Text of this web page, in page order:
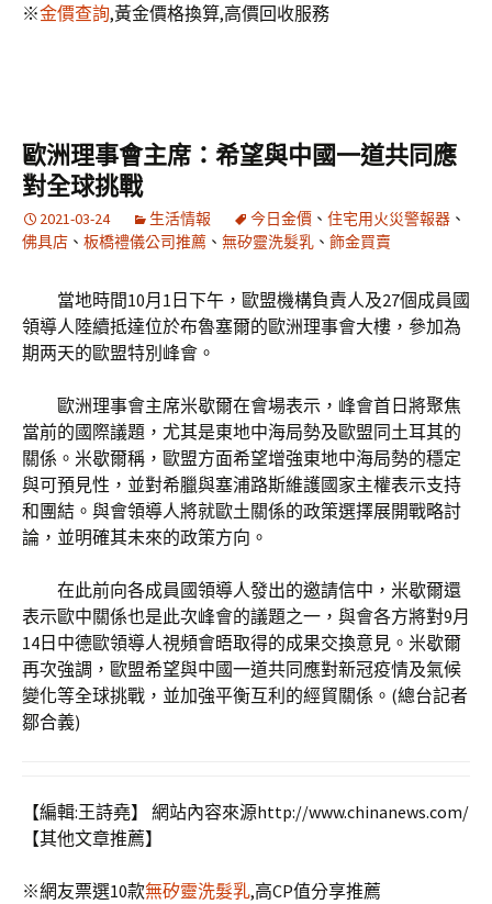
※金價查詢,黃金價格換算,高價回收服務
歐洲理事會主席：希望與中國一道共同應
對全球挑戰
2021-03-24 生活情報 今日金價 、 住宅用火災警報器 、
佛具店 、 板橋禮儀公司推薦 、 無矽靈洗髮乳 、 飾金買賣
當地時間10月1日下午，歐盟機構負責人及27個成員國
領導人陸續抵達位於布魯塞爾的歐洲理事會大樓，參加為
期两天的歐盟特別峰會。
歐洲理事會主席米歇爾在會場表示，峰會首日將聚焦
當前的國際議題，尤其是東地中海局勢及歐盟同土耳其的
關係。米歇爾稱，歐盟方面希望增強東地中海局勢的穩定
與可預見性，並對希臘與塞浦路斯維護國家主權表示支持
和團結。與會領導人將就歐土關係的政策選擇展開戰略討
論，並明確其未來的政策方向。
在此前向各成員國領導人發出的邀請信中，米歇爾還
表示歐中關係也是此次峰會的議題之一，與會各方將對9月
14日中德歐領導人視頻會晤取得的成果交換意見。米歇爾
再次強調，歐盟希望與中國一道共同應對新冠疫情及氣候
變化等全球挑戰，並加強平衡互利的經貿關係。(總台記者
鄒合義)
【編輯:王詩堯】 網站內容來源http://www.chinanews.com/
【其他文章推薦】
※網友票選10款無矽靈洗髮乳,高CP值分享推薦